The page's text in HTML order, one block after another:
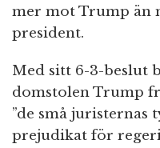
mer mot Trump än
president.
Med sitt 6-3-beslut
domstolen Trump
”de små juristernas
prejudikat för